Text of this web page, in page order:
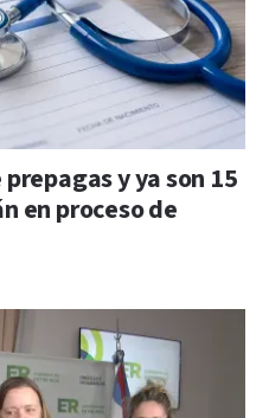
y ya son 15
en proceso de